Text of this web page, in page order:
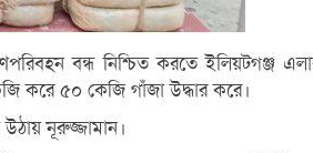
বন্ধ নিশ্চিত করতে ইলিয়টগঞ্জ
করে ৫০ কেজি গাঁজা উদ্ধার করে।
নূরুজ্জামান।